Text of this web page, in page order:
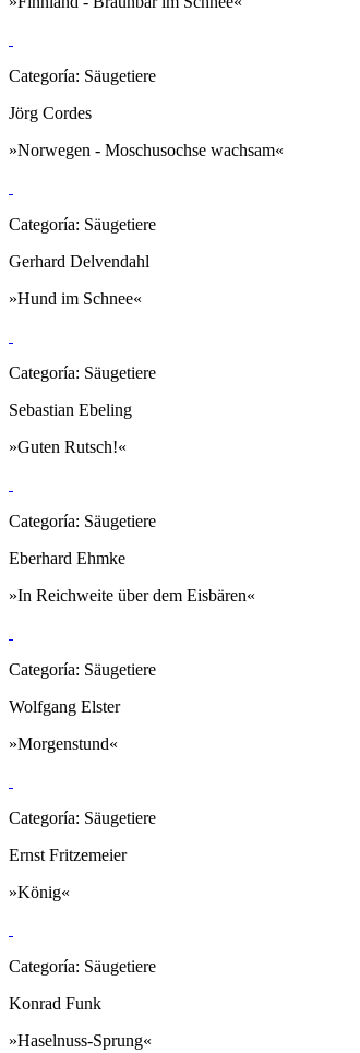
Categoría: Säugetiere
Jörg Cordes
»Norwegen - Moschusochse wachsam«
Categoría: Säugetiere
Gerhard Delvendahl
»Hund im Schnee«
Categoría: Säugetiere
Sebastian Ebeling
»Guten Rutsch!«
Categoría: Säugetiere
Eberhard Ehmke
»In Reichweite über dem Eisbären«
Categoría: Säugetiere
Wolfgang Elster
»Morgenstund«
Categoría: Säugetiere
Ernst Fritzemeier
»König«
Categoría: Säugetiere
Konrad Funk
»Haselnuss-Sprung«